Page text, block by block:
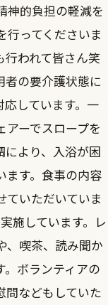
神的負担の軽減を
行ってくださいま
われて皆さん笑
者の要介護状態に
しています。一
ーでスロープを
により、入浴が困
ます。食事の内容
ていただいていま
施しています。レ
、喫茶、読み聞か
ボランティアの
問などもしていた